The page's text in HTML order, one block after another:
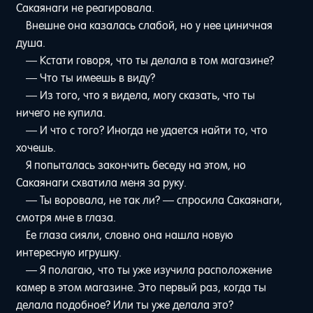
Сакаянаги не реагировала.
Внешне она казалась слабой, но у нее циничная
душа.
— Кстати говоря, что ты делала в том магазине?
— Что ты имеешь в виду?
— Из того, что я видела, могу сказать, что ты
ничего не купила.
— И что с того? Иногда не удается найти то, что
хочешь.
Я попыталась закончить беседу на этом, но
Сакаянаги схватила меня за руку.
— Ты воровала, не так ли? — спросила Сакаянаги,
смотря мне в глаза.
Ее глаза сияли, словно она нашла новую
интересную игрушку.
— Я полагаю, что ты уже изучила расположение
камер в этом магазине. Это первый раз, когда ты
делала подобное? Или ты уже делала это?